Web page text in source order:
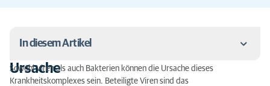
In diesem Artikel
Ursache
Ursache
Sowohl Viren als auch Bakterien können die Ursache dieses
Krankheitskomplexes sein. Beteiligte Viren sind das